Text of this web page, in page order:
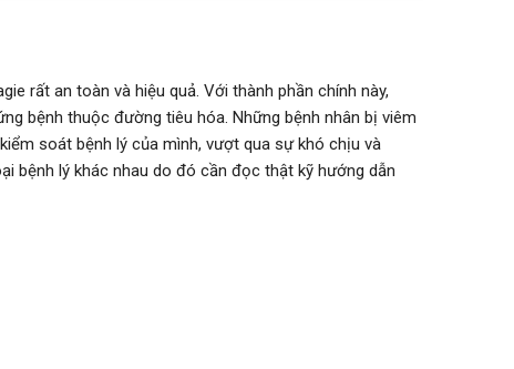
rất an toàn và hiệu quả. Với thành phần chính này,
bệnh thuộc đường tiêu hóa. Những bệnh nhân bị viêm
soát bệnh lý của mình, vượt qua sự khó chịu và
bệnh lý khác nhau do đó cần đọc thật kỹ hướng dẫn